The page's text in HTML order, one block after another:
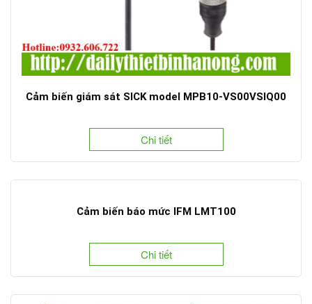
Cảm biến giám sát SICK model MPB10-VS00VSIQ00
Chi tiết
Cảm biến báo mức IFM LMT100
Chi tiết